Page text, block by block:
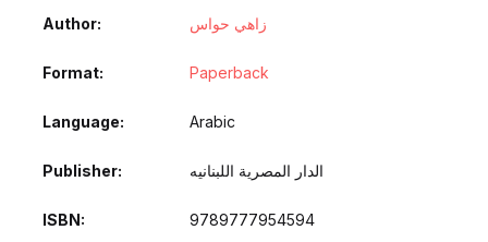
Author
زاهي حواس
Format Paperback
Language Arabic
Publisher الدار المصرية اللبنانيه
ISBN 9789777954594